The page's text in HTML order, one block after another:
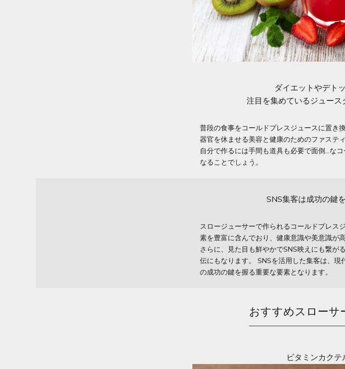
ダイエットやデト
注目を集めているジュー
普段の食事をコールドプレスジュースに置き
器官を休ませる美容と健康のためのファステ
自分で作るには手間も道具も必要で面倒…な
なることでしょう。
SNS集客は成功の鍵
スロージューサーで作られるコールドプレス
素を豊富に含んでおり、健康意識や美意識が
さらに、見た目も鮮やかでSNS映えにも繋が
伝にもなります。 SNSを活用した集客は、
の成功の鍵を握る重要な要素となります。
おすすめスローサ
ビタミンカクテ